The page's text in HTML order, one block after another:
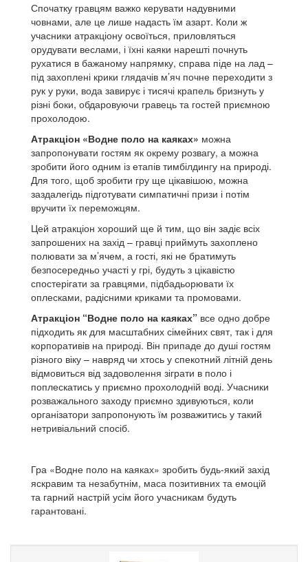
Спочатку гравцям важко керувати надувними
човнами, але це лише надасть їм азарт. Коли ж
учасники атракціону освоїться, приловляться
орудувати веслами, і їхні каяки нарешті почнуть
рухатися в бажаному напрямку, справа піде на лад –
під захоплені крики глядачів м’яч почне переходити з
рук у руки, вода завирує і тисячі крапель бризнуть у
різні боки, обдаровуючи гравець та гостей приємною
прохолодою.
Атракціон «Водне поло на каяках» можна
запропонувати гостям як окрему розвагу, а можна
зробити його одним із етапів тимбілдингу на природі.
Для того, щоб зробити гру ще цікавішою, можна
заздалегідь підготувати симпатичні призи і потім
вручити їх переможцям.
Цей атракціон хороший ще й тим, що він задіє всіх
запрошених на захід – гравці приймуть захоплено
полювати за м’ячем, а гості, які не братимуть
безпосередньо участі у грі, будуть з цікавістю
спостерігати за гравцями, підбадьорювати їх
оплесками, радісними криками та промовами.
Атракціон “Водне поло на каяках” все одно добре
підходить як для масштабних сімейних свят, так і для
корпоративів на природі. Він припаде до душі гостям
різного віку – навряд чи хтось у спекотний літній день
відмовиться від задоволення зіграти в поло і
поплескатись у приємно прохолодній воді. Учасники
розважального заходу приємно здивуються, коли
організатори запропонують їм розважитись у такий
нетривіальний спосіб.
Гра «Водне поло на каяках» зробить будь-який захід
яскравим та незабутнім, маса позитивних та емоцій
та гарний настрій усім його учасникам будуть
гарантовані.